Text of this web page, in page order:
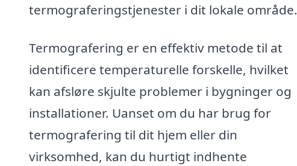
termograferingstjenester i dit lokale område.
Termografering er en effektiv metode til at
identificere temperaturelle forskelle, hvilket
kan afsløre skjulte problemer i bygninger og
installationer. Uanset om du har brug for
termografering til dit hjem eller din
virksomhed, kan du hurtigt indhente